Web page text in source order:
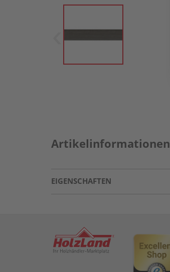
Artikelinformationen
EIGENSCHAFTEN